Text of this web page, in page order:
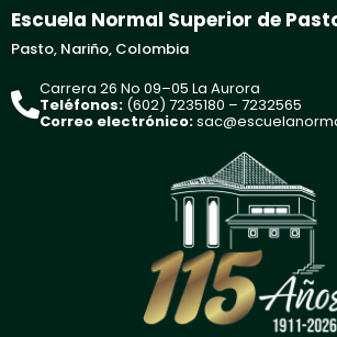
Escuela Normal Superior de
Pasto, Nariño, Colombia
Carrera 26 No 09–05 La Aurora
Teléfonos: (602) 7235180 – 7232565
Correo electrónico: